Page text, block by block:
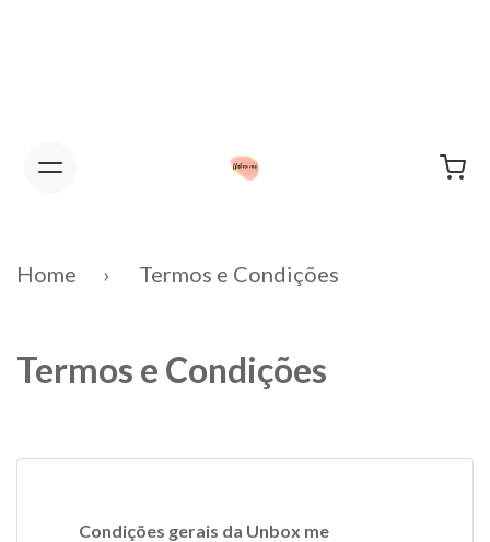
Home Termos e Condições
Termos e Condições
Condições gerais da Unbox me